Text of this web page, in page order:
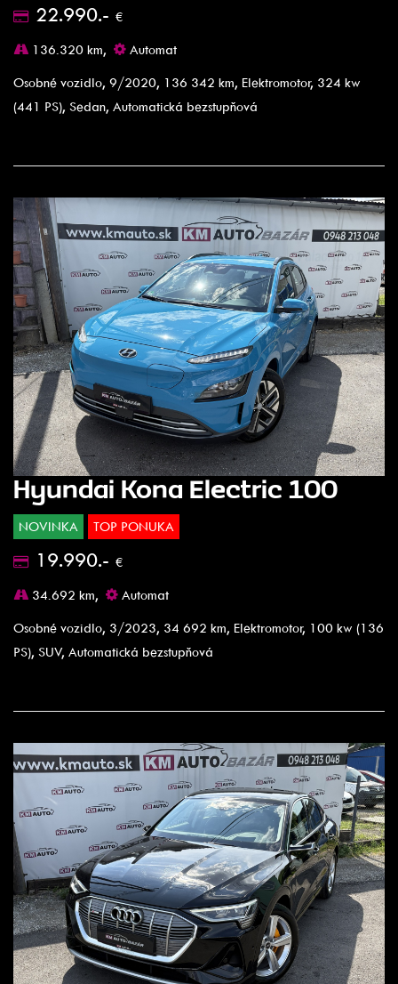
22.990.- €
136.320 km,
Automat
Osobné vozidlo, 9/2020, 136 342 km, Elektromotor, 324 kw
(441 PS), Sedan, Automatická bezstupňová
Hyundai Kona Electric 100
NOVINKA TOP PONUKA
19.990.- €
34.692 km,
Automat
Osobné vozidlo, 3/2023, 34 692 km, Elektromotor, 100 kw (136
PS), SUV, Automatická bezstupňová